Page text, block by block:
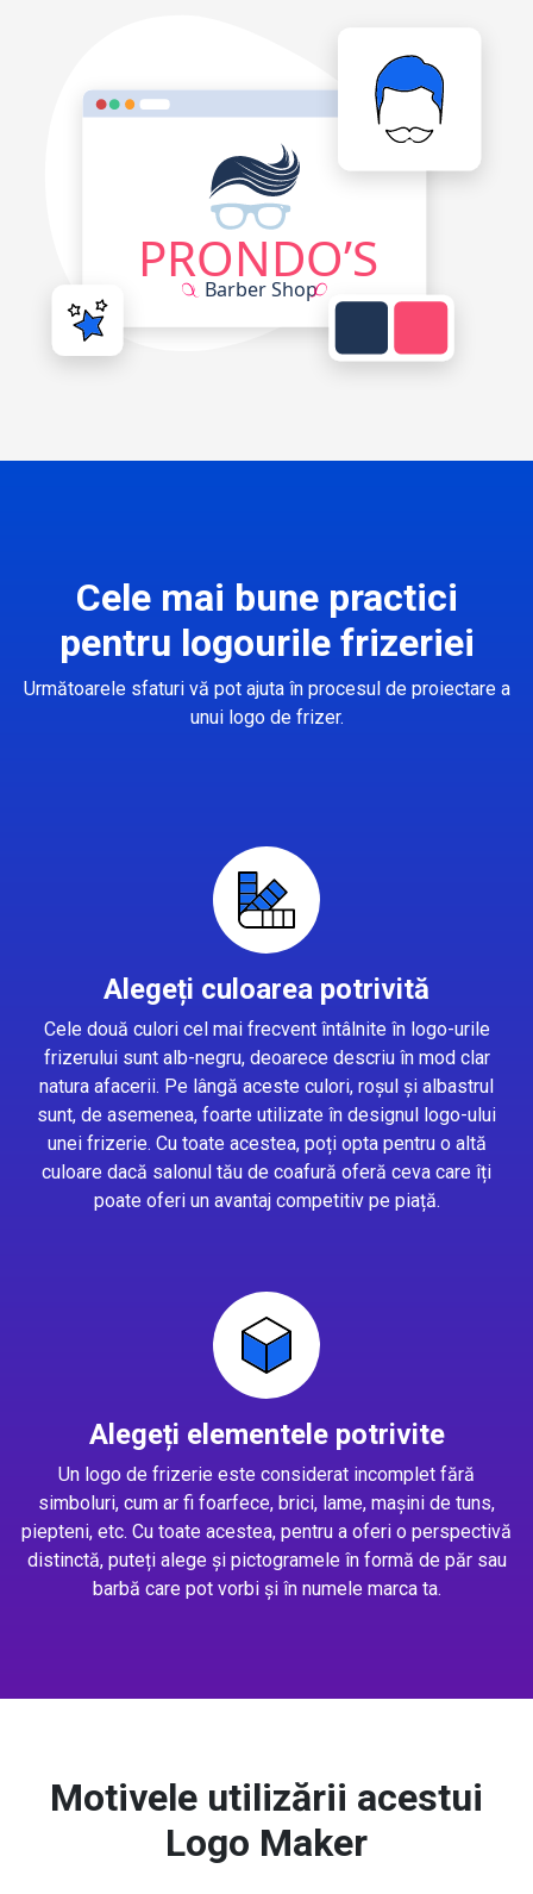
Cele mai bune practici
pentru logourile frizeriei
Următoarele sfaturi vă pot ajuta în procesul de proiectare a
unui logo de frizer.
Alegeți culoarea potrivită
Cele două culori cel mai frecvent întâlnite în logo-urile
frizerului sunt alb-negru, deoarece descriu în mod clar
natura afacerii. Pe lângă aceste culori, roșul și albastrul
sunt, de asemenea, foarte utilizate în designul logo-ului
unei frizerie. Cu toate acestea, poți opta pentru o altă
culoare dacă salonul tău de coafură oferă ceva care îți
poate oferi un avantaj competitiv pe piață.
Alegeți elementele potrivite
Un logo de frizerie este considerat incomplet fără
simboluri, cum ar fi foarfece, brici, lame, mașini de tuns,
piepteni, etc. Cu toate acestea, pentru a oferi o perspectivă
distinctă, puteți alege și pictogramele în formă de păr sau
barbă care pot vorbi și în numele marca ta.
Motivele utilizării acestui
Logo Maker